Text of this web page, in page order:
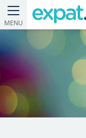
MENU